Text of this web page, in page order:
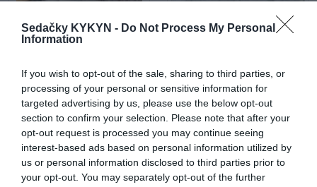
Sedačky KYKYN - Do Not Process My Personal
Information
If you wish to opt-out of the sale, sharing to third parties, or
processing of your personal or sensitive information for
targeted advertising by us, please use the below opt-out
section to confirm your selection. Please note that after your
opt-out request is processed you may continue seeing
interest-based ads based on personal information utilized by
us or personal information disclosed to third parties prior to
your opt-out. You may separately opt-out of the further
Maui mega 2 sed
Látková rohová sedačka Be
true